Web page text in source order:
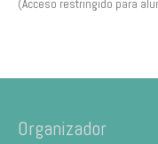
(Acceso restringido para
Organizador